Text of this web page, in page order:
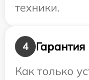
техники.
4
Гарантия
Как только